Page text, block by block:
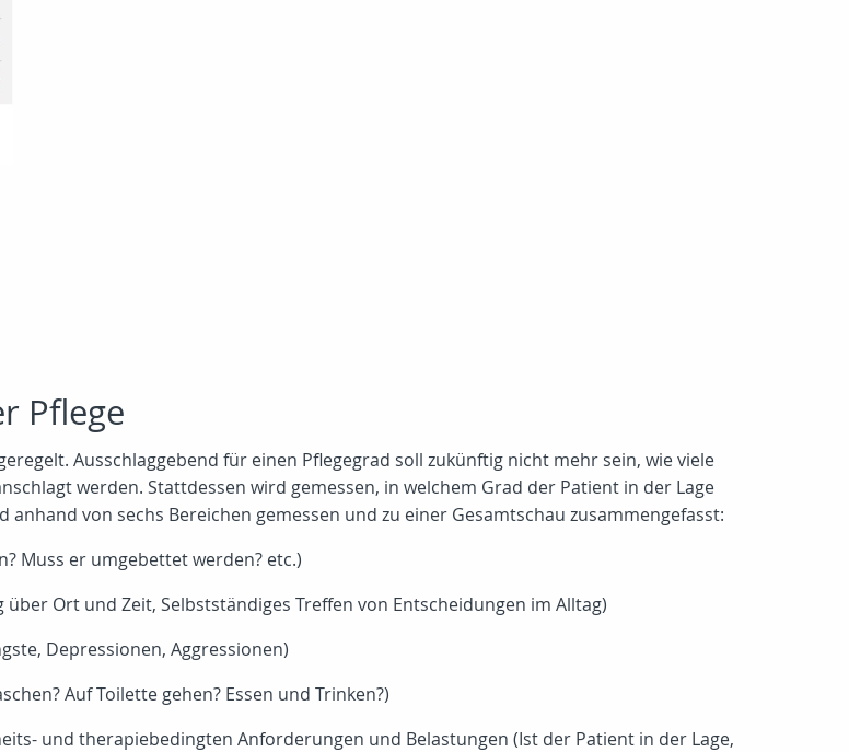
Pflege
Ausschlaggebend für einen Pflegegrad soll zukünftig nicht mehr sein, wie viele
werden. Stattdessen wird gemessen, in welchem Grad der Patient in der Lage
von sechs Bereichen gemessen und zu einer Gesamtschau zusammengefasst:
Muss er umgebettet werden? etc.)
Ort und Zeit, Selbstständiges Treffen von Entscheidungen im Alltag)
Depressionen, Aggressionen)
Auf Toilette gehen? Essen und Trinken?)
und therapiebedingten Anforderungen und Belastungen (Ist der Patient in der Lage,